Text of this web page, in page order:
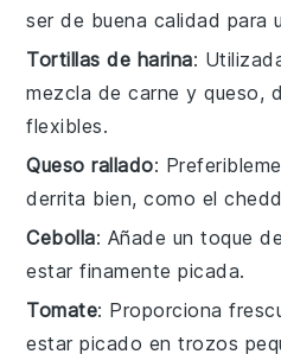
ser de buena calidad para
Tortillas de harina:
mezcla de carne y queso,
flexibles.
Queso rallado:
derrita bien, como el
Cebolla: Añade un toque
estar finamente picada.
Tomate: Proporciona
estar picado en trozos